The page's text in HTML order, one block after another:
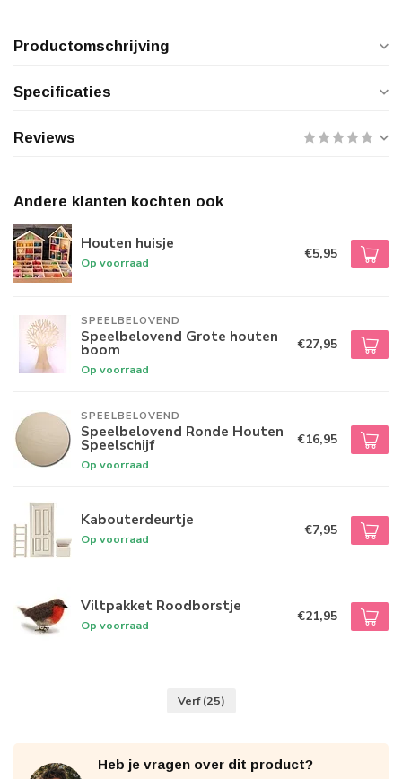
Productomschrijving
Specificaties
Reviews
Andere klanten kochten ook
Houten huisje
Op voorraad
€5,95
SPEELBELOVEND
Speelbelovend Grote houten
boom
Op voorraad
€27,95
SPEELBELOVEND
Speelbelovend Ronde Houten
Speelschijf
Op voorraad
€16,95
Kabouterdeurtje
Op voorraad
€7,95
Viltpakket Roodborstje
Op voorraad
€21,95
Verf(25)
Heb je vragen over dit product?